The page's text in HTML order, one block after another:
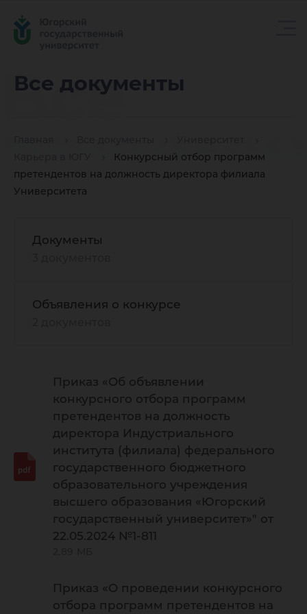
Все документы
Конкурсный отбор программ
претендентов на должность директора филиала
Университета
Все
Документы
Объявления о конкурсе
Приказ «Об объявлении
конкурсного отбора программ
претендентов на должность
директора Индустриального
института (филиала) федерального
государственного бюджетного
образовательного учреждения
высшего образования «Югорский
государственный университет»" от
22.05.2024 №1-811
Приказ «О проведении конкурсного
отбора программ претендентов на